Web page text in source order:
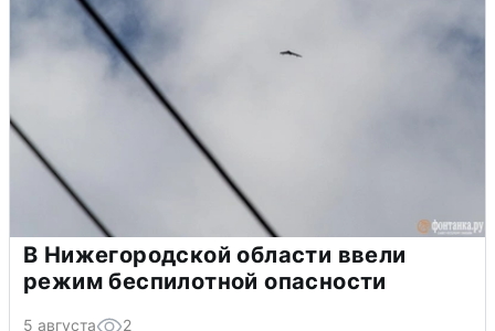
В Нижегородской области ввели
режим беспилотной опасности
5 августа 2